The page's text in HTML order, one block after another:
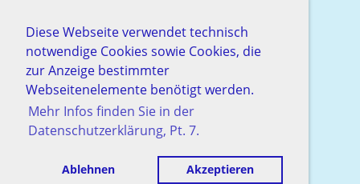
Diese Webseite verwendet technisch
notwendige Cookies sowie Cookies, die
zur Anzeige bestimmter
Webseitenelemente benötigt werden.
Mehr Infos finden Sie in der
Datenschutzerklärung, Pt. 7.
Ablehnen Akzeptieren